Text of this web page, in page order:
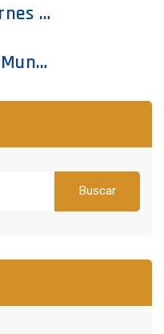
¡Sorteo Mundial el viernes 5 de junio!
Ganadores del Sorteo Mundial
Buscar